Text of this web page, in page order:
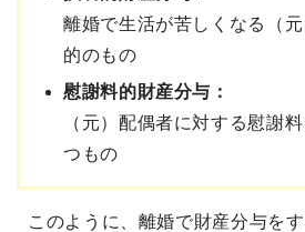
離婚で生活が苦しくなる（
的のもの
慰謝料的財産分与：
（元）配偶者に対する慰謝
つもの
このように、離婚で財産分与を